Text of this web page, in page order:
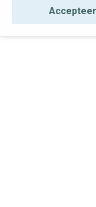
gepersonaliseerde